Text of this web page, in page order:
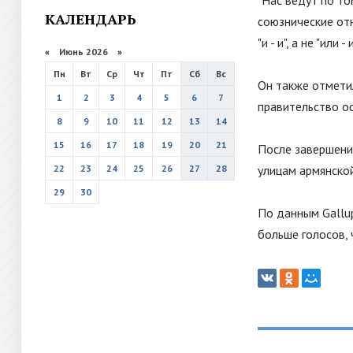
КАЛЕНДАРЬ
« Июнь 2026 »
Пн
Вт Ср Чт Пт Сб
Вс
1
2 3 4 5 6
7
8
9 10 11 12 13
14
15
16 17 18 19 20
21
22
23 24 25 26 27
28
29
30
союзнические
"и - и", а не "или -
Он также
правительство
После
улицам
По данным
больше голосов,